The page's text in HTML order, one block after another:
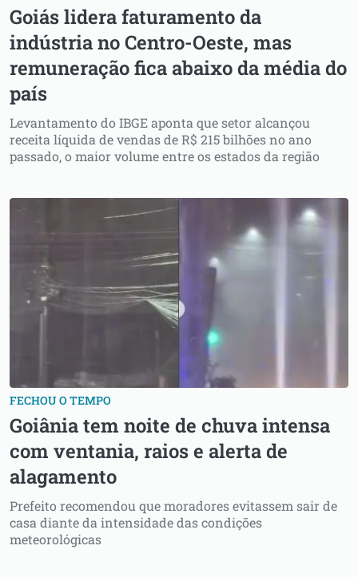
Goiás lidera faturamento da
indústria no Centro-Oeste, mas
remuneração fica abaixo da média do
país
Levantamento do IBGE aponta que setor alcançou
receita líquida de vendas de R$ 215 bilhões no ano
passado, o maior volume entre os estados da região
FECHOU O TEMPO
Goiânia tem noite de chuva intensa
com ventania, raios e alerta de
alagamento
Prefeito recomendou que moradores evitassem sair de
casa diante da intensidade das condições
meteorológicas